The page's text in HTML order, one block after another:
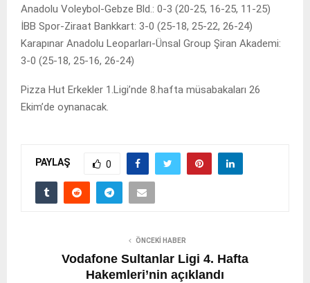
Anadolu Voleybol-Gebze Bld.: 0-3 (20-25, 16-25, 11-25)
İBB Spor-Ziraat Bankkart: 3-0 (25-18, 25-22, 26-24)
Karapınar Anadolu Leoparları-Ünsal Group Şiran Akademi:
3-0 (25-18, 25-16, 26-24)
Pizza Hut Erkekler 1.Ligi’nde 8.hafta müsabakaları 26
Ekim’de oynanacak.
PAYLAŞ 0
ÖNCEKI HABER
Vodafone Sultanlar Ligi 4. Hafta
Hakemleri’nin açıklandı